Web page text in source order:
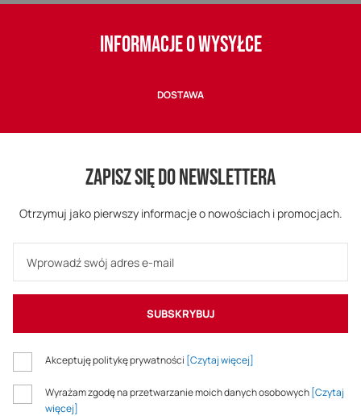
INFORMACJE O WYSYŁCE
DOSTAWA
ZAPISZ SIĘ DO NEWSLETTERA
Otrzymuj jako pierwszy informacje o nowościach i promocjach.
SUBSKRYBUJ
Akceptuję politykę prywatności [Czytaj więcej]
Wyrażam zgodę na przetwarzanie moich danych osobowych[Czytaj
więcej]